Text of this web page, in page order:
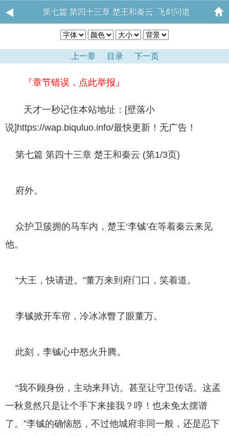
第七篇 第四十三章 楚王和秦云 飞剑问道
上一章 目录 下一页
『章节错误，点此举报』
天才一秒记住本站地址：[壁落小
说]https://wap.biquluo.info/最快更新！无广告！
第七篇 第四十三章 楚王和秦云 (第1/3页)
府外。
众护卫簇拥的马车内，楚王‘李铖’在等着秦云来见
他。
“大王，快请进。”董万来到府门口，笑着道。
李铖掀开车帘，冷冰冰瞥了眼董万。
此刻，李铖心中怒火升腾。
“我不顾身份，主动来拜访。甚至让守卫传话。这孟
一秋竟然只是让个手下来接我？哼！也未免太摆谱
了。”李铖的确恼怒，不过他城府非同一般，还是忍下